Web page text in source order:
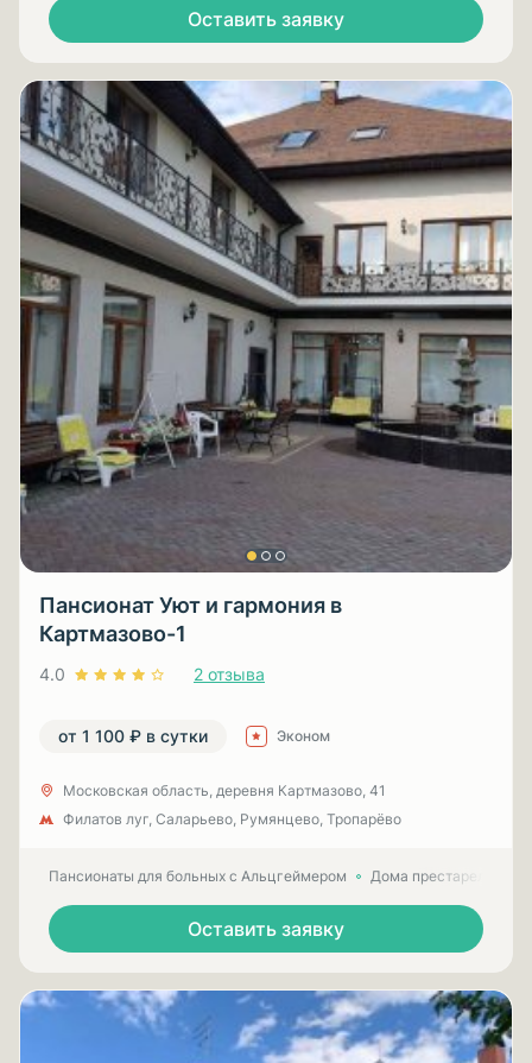
Оставить заявку
Пансионат Уют и гармония в
Картмазово-1
4.0 2 отзыва
от 1 100 ₽ в сутки Эконом
Московская область, деревня Картмазово, 41
Филатов луг, Саларьево, Румянцево, Тропарёво
Пансионаты для больных с Альцгеймером Дома престарелых
Оставить заявку